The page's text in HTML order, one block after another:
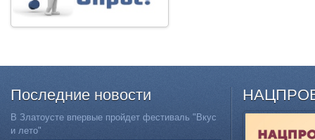
Последние новости
В Златоусте впервые пройдет фестиваль "Вкус
и лето"